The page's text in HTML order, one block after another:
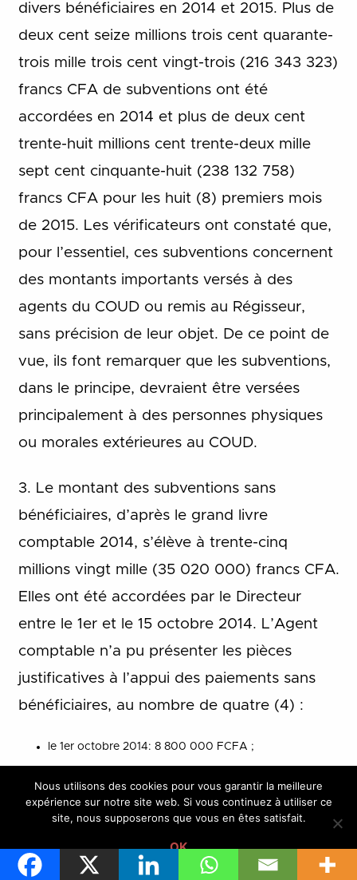
divers bénéficiaires en 2014 et 2015. Plus de
deux cent seize millions trois cent quarante-
trois mille trois cent vingt-trois (216 343 323)
francs CFA de subventions ont été
accordées en 2014 et plus de deux cent
trente-huit millions cent trente-deux mille
sept cent cinquante-huit (238 132 758)
francs CFA pour les huit (8) premiers mois
de 2015. Les vérificateurs ont constaté que,
pour l’essentiel, ces subventions concernent
des montants importants versés à des
agents du COUD ou remis au Régisseur,
sans précision de leur objet. De ce point de
vue, ils font remarquer que les subventions,
dans le principe, devraient être versées
principalement à des personnes physiques
ou morales extérieures au COUD.
3. Le montant des subventions sans
bénéficiaires, d’après le grand livre
comptable 2014, s’élève à trente-cinq
millions vingt mille (35 020 000) francs CFA.
Elles ont été accordées par le Directeur
entre le 1er et le 15 octobre 2014. L’Agent
comptable n’a pu présenter les pièces
justificatives à l’appui des paiements sans
bénéficiaires, au nombre de quatre (4) :
le 1er octobre 2014: 8 800 000 FCFA ;
le 15 octobre2014: 6480000FCFA;
le 15 octobre 2014 : 3 900 000 FCFA.
Les vérificateurs constatent que l’octroi de
Nous utilisons des cookies pour vous garantir la meilleure
expérience sur notre site web. Si vous continuez à utiliser ce
site, nous supposerons que vous en êtes satisfait.
OK